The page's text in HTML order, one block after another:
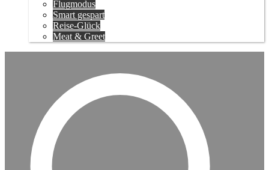
Flugmodus
Smart gespart
Reise-Glück
Meat & Greet